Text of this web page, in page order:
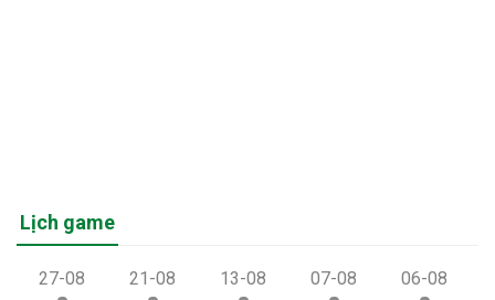
Lịch game
27-08 21-08 13-08 07-08 06-08